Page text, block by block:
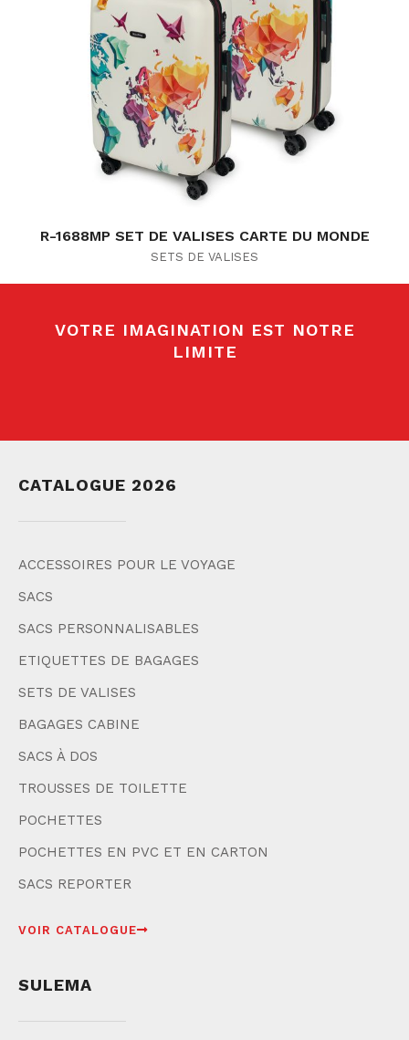
R-1688MP SET DE VALISES CARTE DU MONDE
SETS DE VALISES
VOTRE IMAGINATION EST NOTRE
LIMITE
CATALOGUE 2026
ACCESSOIRES POUR LE VOYAGE
SACS
SACS PERSONNALISABLES
ETIQUETTES DE BAGAGES
SETS DE VALISES
BAGAGES CABINE
SACS À DOS
TROUSSES DE TOILETTE
POCHETTES
POCHETTES EN PVC ET EN CARTON
SACS REPORTER
VOIR CATALOGUE
SULEMA